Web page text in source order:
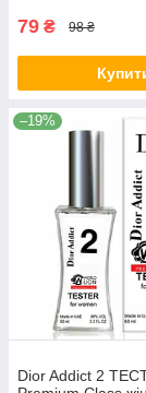
79 ₴ 98 ₴
–19%
Dior Addict 2